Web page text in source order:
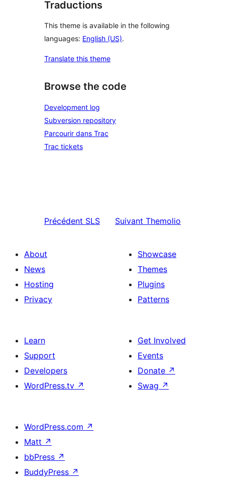
Traductions
This theme is available in the following
languages: English (US).
Translate this theme
Browse the code
Development log
Subversion repository
Parcourir dans Trac
Trac tickets
Précédent SLS Suivant Themolio
About
News
Hosting
Privacy
Showcase
Themes
Plugins
Patterns
Learn
Support
Developers
WordPress.tv ↗
Get Involved
Events
Donate ↗
Swag ↗
WordPress.com ↗
Matt ↗
bbPress ↗
BuddyPress ↗